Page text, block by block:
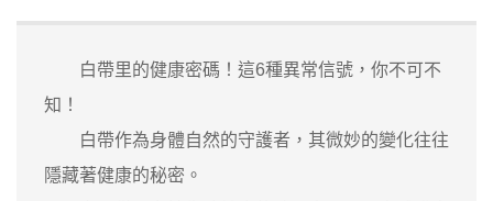
白帶里的健康密碼！這6種異常信號，你不可不
知！
白帶作為身體自然的守護者，其微妙的變化往往
隱藏著健康的秘密。